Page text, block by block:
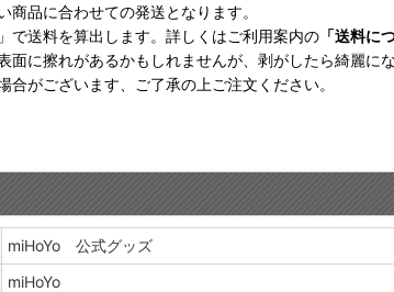
品に合わせての発送となります。
で送料を算出します。詳しくはご利用案内の 「送料に
面に擦れがあるかもしれませんが、剥がしたら綺麗に
がございます、ご了承の上ご注文ください。
miHoYo 公式グッズ
miHoYo